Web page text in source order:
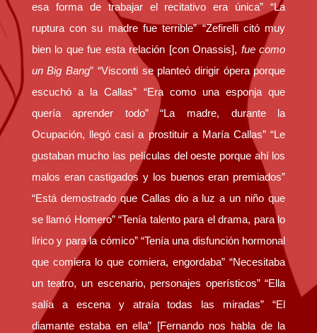
o
k
p
esa forma de trabajar el recitativo era única” “La
ruptura con su madre fue terrible” “Zefirelli citó muy
bien lo que fue esta relación [con Onassis], fue como
un Big Bang” “Visconti se planteó dirigir ópera porque
escuchó a la Callas” “Era como una esponja que
quería aprender todo” “La madre, durante la
Ocupación, llegó casi a prostituir a María Callas” “Le
gustaban mucho las películas del oeste porque ahí los
malos eran castigados y los buenos eran premiados”
“Está demostrado que Callas dio a luz a un niño que
se llamó Homero” “Tenía talento para el drama, para lo
lírico y para la cómico” “Tenía una disfunción hormonal
que comiera lo que comiera, engordaba” “Necesitaba
un teatro, un escenario, personajes operísticos” “Ella
salía a escena y atraía todas las miradas” “El
diamante estaba en ella” [Fernando nos habla de la